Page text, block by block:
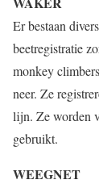
Er bestaan
beetregistratie
monkey
neer. Ze
lijn. Ze worden
gebruikt.
WEEGNET